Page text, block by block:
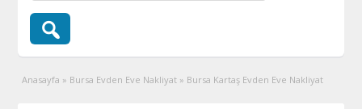
Anasayfa » Bursa Evden Eve Nakliyat » Bursa Kartaş Evden Eve Nakliyat